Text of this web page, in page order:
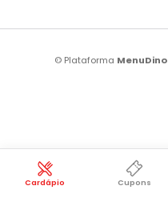
Cardápio Cupons
© Plataforma MenuDino